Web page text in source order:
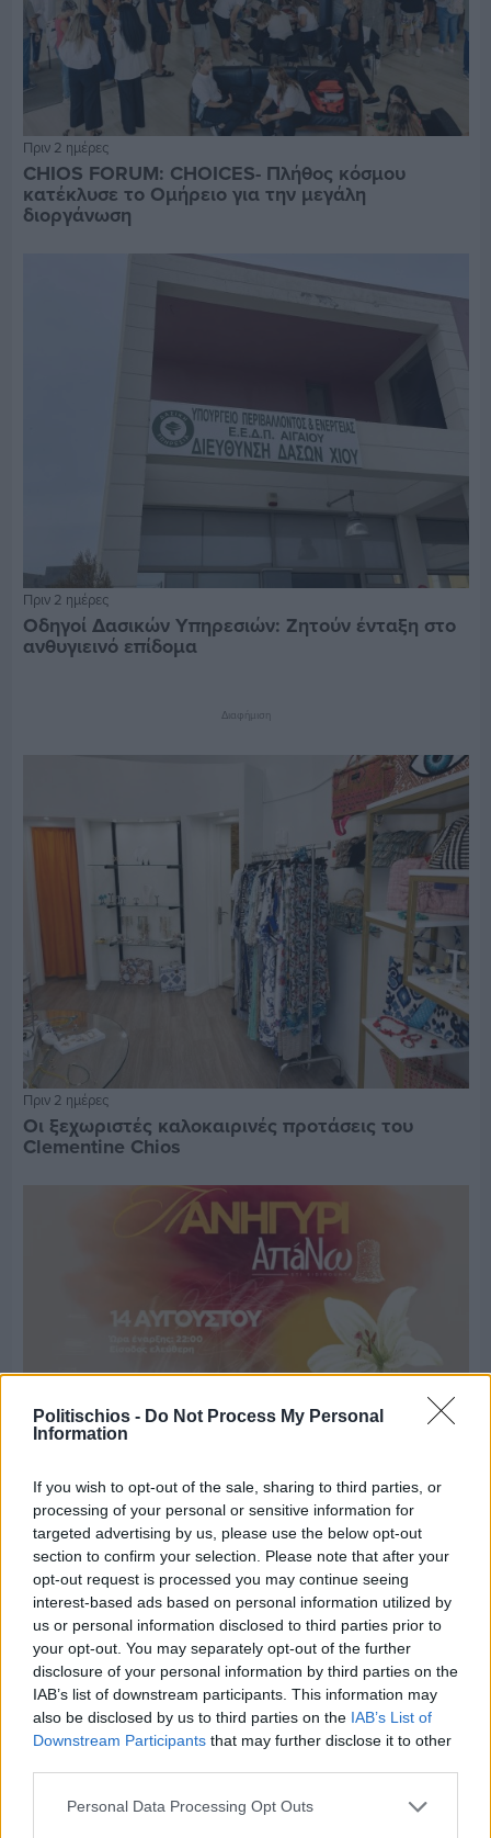
Politischios - Do Not Process My Personal
Information
If you wish to opt-out of the sale, sharing to third parties, or
processing of your personal or sensitive information for
targeted advertising by us, please use the below opt-out
section to confirm your selection. Please note that after your
opt-out request is processed you may continue seeing
interest-based ads based on personal information utilized by
us or personal information disclosed to third parties prior to
your opt-out. You may separately opt-out of the further
disclosure of your personal information by third parties on the
IAB’s list of downstream participants. This information may
also be disclosed by us to third parties on the IAB’s List of
Downstream Participants that may further disclose it to other
Personal Data Processing Opt Outs
Πριν 2 ημέρες
CHIOS FORUM: CHOICES- Πλήθος κόσμου
κατέκλυσε το Ομήρειο για την μεγάλη
διοργάνωση
Πριν 2 ημέρες
Οδηγοί Δασικών Υπηρεσιών: Ζητούν ένταξη στο
ανθυγιεινό επίδομα
Διαφήμιση
Πριν 2 ημέρες
Οι ξεχωριστές καλοκαιρινές προτάσεις του
Clementine Chios
Πριν 2 ημέρες
Παραμονή Δεκαπενταύγουστου με μεγάλο
πανηγύρι στη Σιδηρούντα